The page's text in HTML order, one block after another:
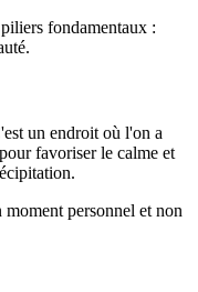
fondamentaux :
un endroit où l'on a
favoriser le calme et
personnel et non